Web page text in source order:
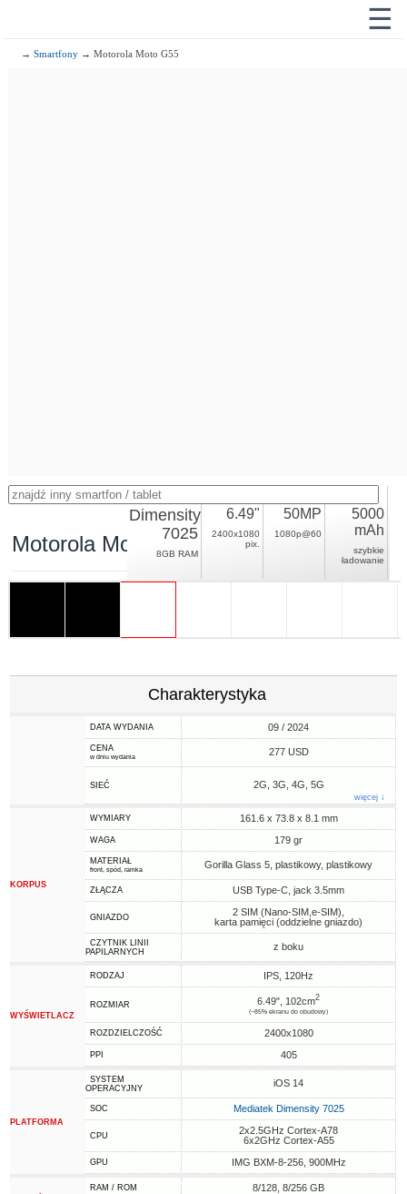
☰
→Smartfony → Motorola Moto G55
Motorola Moto G55
Dimensity
7025
8GB RAM
6.49"
2400x1080
pix.
50MP
1080p@60
5000
mAh
szybkie
ładowanie
Charakterystyka
DATA WYDANIA 09 / 2024
CENA
w dniu wydania 277 USD
SIEĆ 2G, 3G, 4G, 5G
więcej ↓
KORPUS
WYMIARY 161.6 x 73.8 x 8.1 mm
WAGA 179 gr
MATERIAŁ
front, spód, ramka Gorilla Glass 5, plastikowy, plastikowy
ZŁĄCZA USB Type-C, jack 3.5mm
GNIAZDO
2 SIM (Nano-SIM,e-SIM),
karta pamięci (oddzielne gniazdo)
CZYTNIK LINII
PAPILARNYCH
z boku
WYŚWIETLACZ
RODZAJ IPS, 120Hz
ROZMIAR 6.49", 102cm2
(~85% ekranu do obudowy)
ROZDZIELCZOŚĆ 2400x1080
PPI 405
PLATFORMA
SYSTEM
OPERACYJNY
iOS 14
SOC Mediatek Dimensity 7025
CPU
2x2.5GHz Cortex-A78
6x2GHz Cortex-A55
GPU IMG BXM-8-256, 900MHz
RAM / ROM 8/128, 8/256 GB